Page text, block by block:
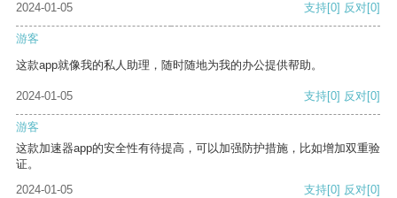
2024-01-05 支持[0] 反对[0]
游客
这款app就像我的私人助理，随时随地为我的办公提供帮助。
2024-01-05 支持[0] 反对[0]
游客
这款加速器app的安全性有待提高，可以加强防护措施，比如增加双重验
证。
2024-01-05
支持[0] 反对[0]